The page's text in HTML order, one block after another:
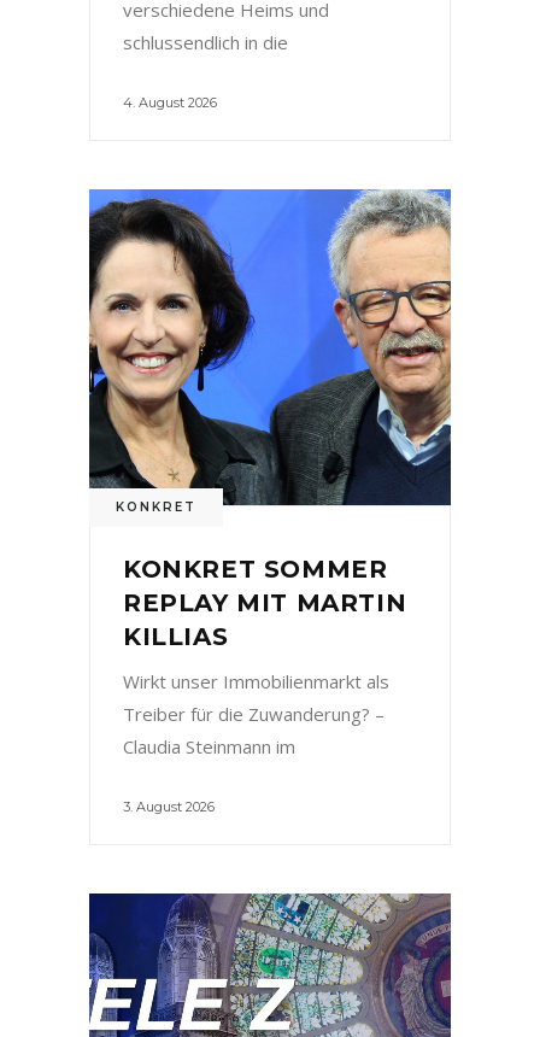
verschiedene Heims und
schlussendlich in die
4. August 2026
KONKRET
KONKRET SOMMER
REPLAY MIT MARTIN
KILLIAS
Wirkt unser Immobilienmarkt als
Treiber für die Zuwanderung? –
Claudia Steinmann im
3. August 2026